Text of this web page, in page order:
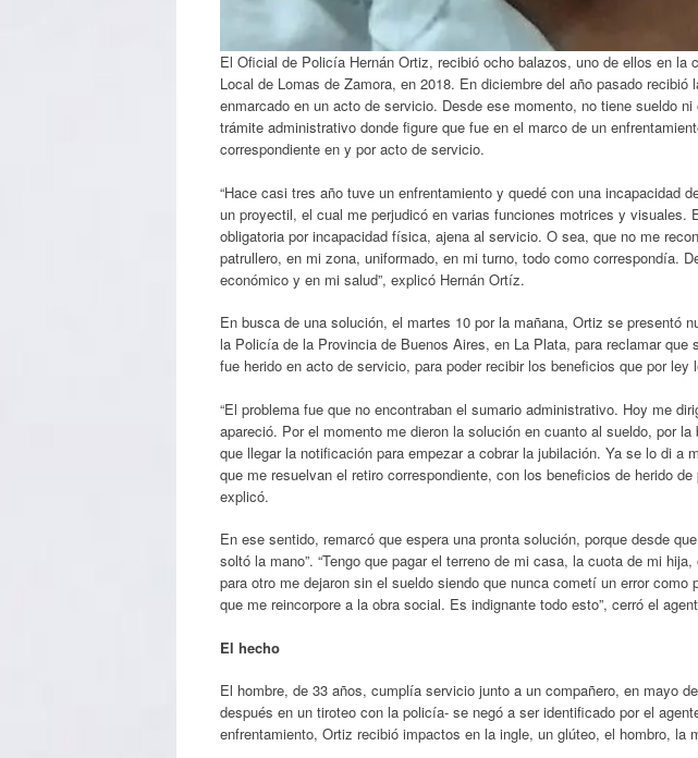
El Oficial de Policía Hernán Ortiz, recibió ocho balazos, uno de ellos en
Local de Lomas de Zamora, en 2018. En diciembre del año pasado recibió
enmarcado en un acto de servicio. Desde ese momento, no tiene sueldo
trámite administrativo donde figure que fue en el marco de un
correspondiente en y por acto de servicio.
“Hace casi tres año tuve un enfrentamiento y quedé con una incapacidad
un proyectil, el cual me perjudicó en varias funciones motrices y visuales.
obligatoria por incapacidad física, ajena al servicio. O sea, que no me
patrullero, en mi zona, uniformado, en mi turno, todo como correspondía.
económico y en mi salud”, explicó Hernán Ortíz.
En busca de una solución, el martes 10 por la mañana, Ortiz se presentó
la Policía de la Provincia de Buenos Aires, en La Plata, para reclamar que
fue herido en acto de servicio, para poder recibir los beneficios que por ley
“El problema fue que no encontraban el sumario administrativo. Hoy me
apareció. Por el momento me dieron la solución en cuanto al sueldo, por
que llegar la notificación para empezar a cobrar la jubilación. Ya se lo di a
que me resuelvan el retiro correspondiente, con los beneficios de herido
explicó.
En ese sentido, remarcó que espera una pronta solución, porque desde
soltó la mano”. “Tengo que pagar el terreno de mi casa, la cuota de mi
para otro me dejaron sin el sueldo siendo que nunca cometí un error
que me reincorpore a la obra social. Es indignante todo esto”, cerró el
El hecho
El hombre, de 33 años, cumplía servicio junto a un compañero, en mayo
después en un tiroteo con la policía- se negó a ser identificado por el
enfrentamiento, Ortiz recibió impactos en la ingle, un glúteo, el hombro, la